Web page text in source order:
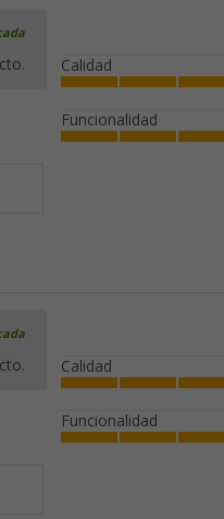
Calidad
Funcionalidad
Calidad
Funcionalidad